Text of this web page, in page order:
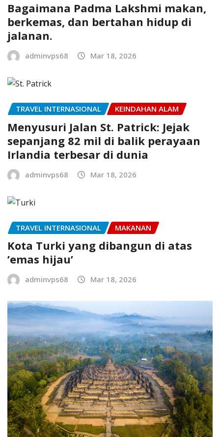
Bagaimana Padma Lakshmi makan,
berkemas, dan bertahan hidup di
jalanan.
adminvps68 Mar 18, 2026
TRAVEL INTERNASIONAL KEINDAHAN ALAM
Menyusuri Jalan St. Patrick: Jejak
sepanjang 82 mil di balik perayaan
Irlandia terbesar di dunia
adminvps68 Mar 18, 2026
TRAVEL INTERNASIONAL MAKANAN
Kota Turki yang dibangun di atas
’emas hijau’
adminvps68 Mar 18, 2026